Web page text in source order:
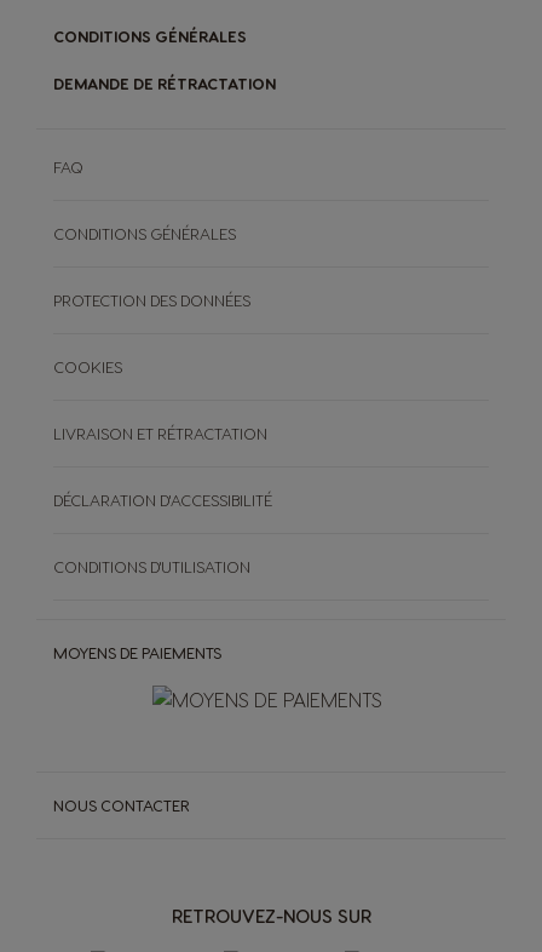
CONDITIONS GÉNÉRALES
DEMANDE DE RÉTRACTATION
RETROUVEZ-NOUS SUR
MOYENS DE PAIEMENTS
NOUS CONTACTER
FAQ
CONDITIONS GÉNÉRALES
PROTECTION DES DONNÉES
COOKIES
LIVRAISON ET RÉTRACTATION
DÉCLARATION D'ACCESSIBILITÉ
CONDITIONS D'UTILISATION